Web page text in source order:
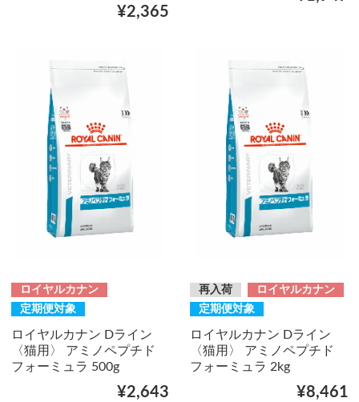
¥2,365
ロイヤルカナン
定期便対象
ロイヤルカナン Dライン
〈猫用〉 アミノペプチド
フォーミュラ 500g
¥2,643
再入荷
ロイヤルカナン
定期便対象
ロイヤルカナン Dライン
〈猫用〉 アミノペプチド
フォーミュラ 2kg
¥8,461